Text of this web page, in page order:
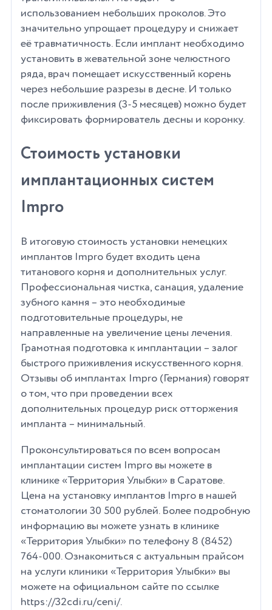
использованием небольших проколов. Это
значительно упрощает процедуру и снижает
её травматичность. Если имплант необходимо
установить в жевательной зоне челюстного
ряда, врач помещает искусственный корень
через небольшие разрезы в десне. И только
после приживления (3-5 месяцев) можно будет
фиксировать формирователь десны и коронку.
Стоимость установки
имплантационных систем
Impro
В итоговую стоимость установки немецких
имплантов Impro будет входить цена
титанового корня и дополнительных услуг.
Профессиональная чистка, санация, удаление
зубного камня – это необходимые
подготовительные процедуры, не
направленные на увеличение цены лечения.
Грамотная подготовка к имплантации – залог
быстрого приживления искусственного корня.
Отзывы об имплантах Impro (Германия) говорят
о том, что при проведении всех
дополнительных процедур риск отторжения
импланта – минимальный.
Проконсультироваться по всем вопросам
имплантации систем Impro вы можете в
клинике «Территория Улыбки» в Саратове.
Цена на установку имплантов Impro в нашей
стоматологии 30 500 рублей. Более подробную
информацию вы можете узнать в клинике
«Территория Улыбки» по телефону 8 (8452)
764-000. Ознакомиться с актуальным прайсом
на услуги клиники «Территория Улыбки» вы
можете на официальном сайте по ссылке
https://32cdi.ru/ceni/.